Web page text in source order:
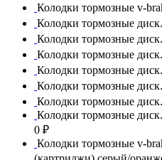
Колодки тормозные v-
Колодки тормозные
Колодки тормозные
Колодки тормозные
Колодки тормозные
Колодки тормозные
Колодки тормозные
Колодки тормозные
0 ₽
Колодки тормозные v-